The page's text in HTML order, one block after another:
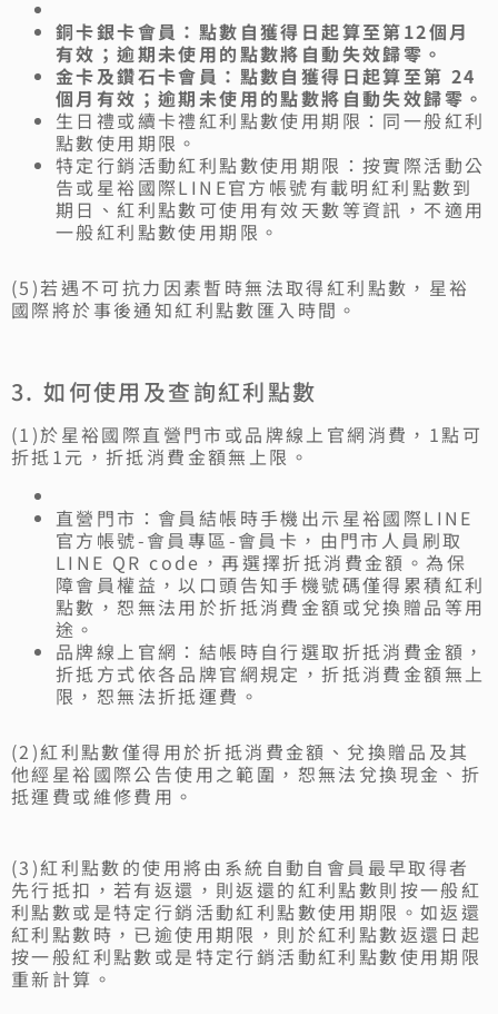
銅卡銀卡會員：點數自獲得日起算至第12個月
有效；逾期未使用的點數將自動失效歸零。
金卡及鑽石卡會員：點數自獲得日起算至第 24
個月有效；逾期未使用的點數將自動失效歸零。
生日禮或續卡禮紅利點數使用期限：同一般紅利
點數使用期限。
特定行銷活動紅利點數使用期限：按實際活動公
告或星裕國際LINE官方帳號有載明紅利點數到
期日、紅利點數可使用有效天數等資訊，不適用
一般紅利點數使用期限。
(5)若遇不可抗力因素暫時無法取得紅利點數，星裕
國際將於事後通知紅利點數匯入時間。
3. 如何使用及查詢紅利點數
(1)於星裕國際直營門市或品牌線上官網消費，1點可
折抵1元，折抵消費金額無上限。
直營門市：會員結帳時手機出示星裕國際LINE
官方帳號-會員專區-會員卡，由門市人員刷取
LINE QR code，再選擇折抵消費金額。為保
障會員權益，以口頭告知手機號碼僅得累積紅利
點數，恕無法用於折抵消費金額或兌換贈品等用
途。
品牌線上官網：結帳時自行選取折抵消費金額，
折抵方式依各品牌官網規定，折抵消費金額無上
限，恕無法折抵運費。
(2)紅利點數僅得用於折抵消費金額、兌換贈品及其
他經星裕國際公告使用之範圍，恕無法兌換現金、折
抵運費或維修費用。
(3)紅利點數的使用將由系統自動自會員最早取得者
先行抵扣，若有返還，則返還的紅利點數則按一般紅
利點數或是特定行銷活動紅利點數使用期限。如返還
紅利點數時，已逾使用期限，則於紅利點數返還日起
按一般紅利點數或是特定行銷活動紅利點數使用期限
重新計算。